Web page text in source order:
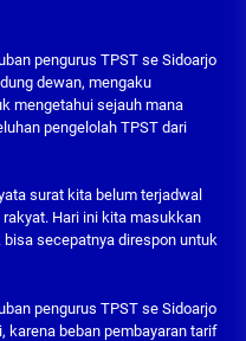
pengurus TPST se Sidoarjo
dewan, mengaku
mengetahui sejauh mana
pengelolah TPST dari
surat kita belum terjadwal
Hari ini kita masukkan
secepatnya direspon untuk
pengurus TPST se Sidoarjo
karena beban pembayaran tarif